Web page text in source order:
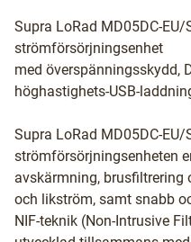
Supra LoRad MD05DC-
strömförsörjningsenhet
med överspänningsskydd,
höghastighets-USB-
Supra LoRad MD05DC-EU/
strömförsörjningsenheten
avskärmning, brusfiltrering
och likström, samt snabb
NIF-teknik (Non-Intrusive